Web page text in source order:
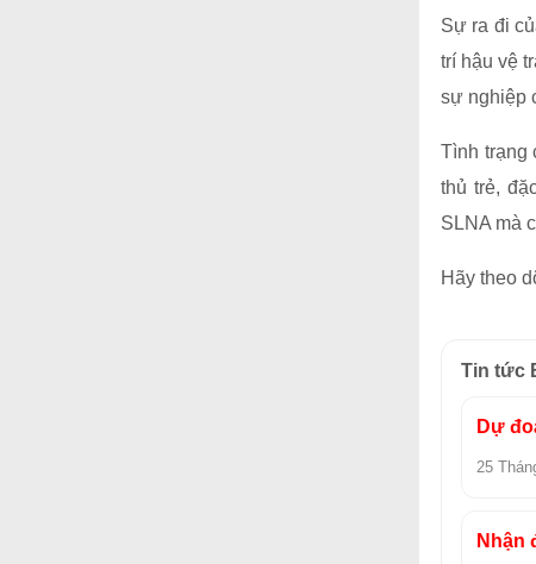
Sự ra đi
trí hậu vệ
sự nghiệp
Tình trạng
thủ trẻ,
SLNA mà
Hãy theo
Tin tức
Dự
25
Nhận